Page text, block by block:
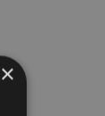
×